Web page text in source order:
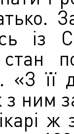
із
«З
з ним
ж